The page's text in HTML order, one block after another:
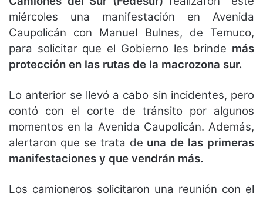
miércoles una manifestación en Avenida
Caupolicán con Manuel Bulnes, de Temuco,
para solicitar que el Gobierno les brinde más
protección en las rutas de la macrozona sur.
Lo anterior se llevó a cabo sin incidentes, pero
contó con el corte de tránsito por algunos
momentos en la Avenida Caupolicán. Además,
alertaron que se trata de una de las primeras
manifestaciones y que vendrán más.
Los camioneros solicitaron una reunión con el